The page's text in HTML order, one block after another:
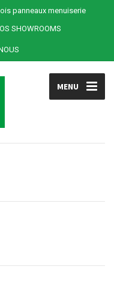
panneaux menuiserie
SHOWROOMS
MENU